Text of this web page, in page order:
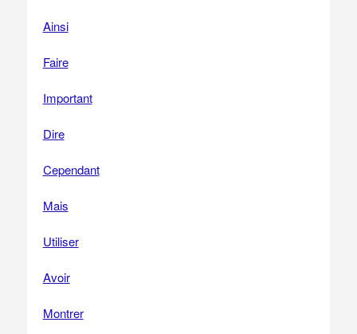
Ainsi
Faire
Important
Dire
Cependant
Mais
Utiliser
Avoir
Montrer